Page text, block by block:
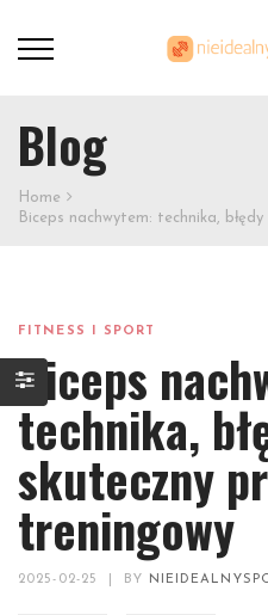
Blog
Home
Biceps nachwytem: technika,
FITNESS I SPORT
Biceps
technika,
skuteczny
treningowy
2025-02-25 BY